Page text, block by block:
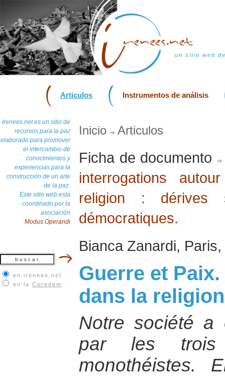
un sitio web
Articulos Instrumentos de análisis
Irenees.net es un sitio de
recursos para la paz
elaborado para promover
el intercambio de
conocimientos y
experiencias para la
construcción de un arte
de la paz.
Este sitio web está
coordinado por la
asociación
Modus Operandi
en irenees.net
en la Coredem
Inicio Articulos
Ficha de documento
interrogations
religion : dérives
démocratiques.
Bianca Zanardi,
Guerre et
dans la
Notre société a
par les trois
monothéistes.